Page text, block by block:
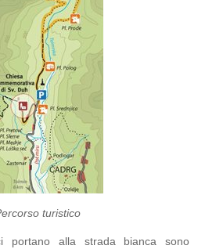
turistico
alla strada bianca sono